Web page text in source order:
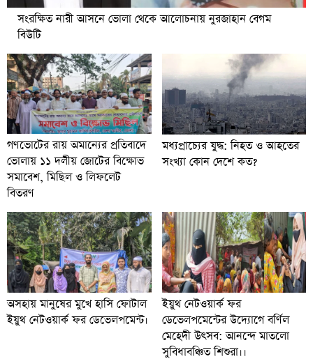
সংরক্ষিত নারী আসনে ভোলা থেকে আলোচনায় নুরজাহান বেগম
বিউটি
গণভোটের রায় অমান্যের প্রতিবাদে
ভোলায় ১১ দলীয় জোটের বিক্ষোভ
সমাবেশ, মিছিল ও লিফলেট
বিতরণ
মধ্যপ্রাচ্যের যুদ্ধ: নিহত ও আহতের
সংখ্যা কোন দেশে কত?
অসহায় মানুষের মুখে হাসি ফোটাল
ইয়ুথ নেটওয়ার্ক ফর ডেভেলপমেন্ট।
ইয়ুথ নেটওয়ার্ক ফর
ডেভেলপমেন্টের উদ্যোগে বর্ণিল
মেহেদী উৎসব: আনন্দে মাতলো
সুবিধাবঞ্চিত শিশুরা।।